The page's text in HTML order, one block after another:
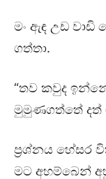
මං ඇඳ උඩ
ගත්තා.
“තව කවුද
මුමුණගත්තේ
ප්‍රශ්නය හේසර
මට අහම්බෙන්